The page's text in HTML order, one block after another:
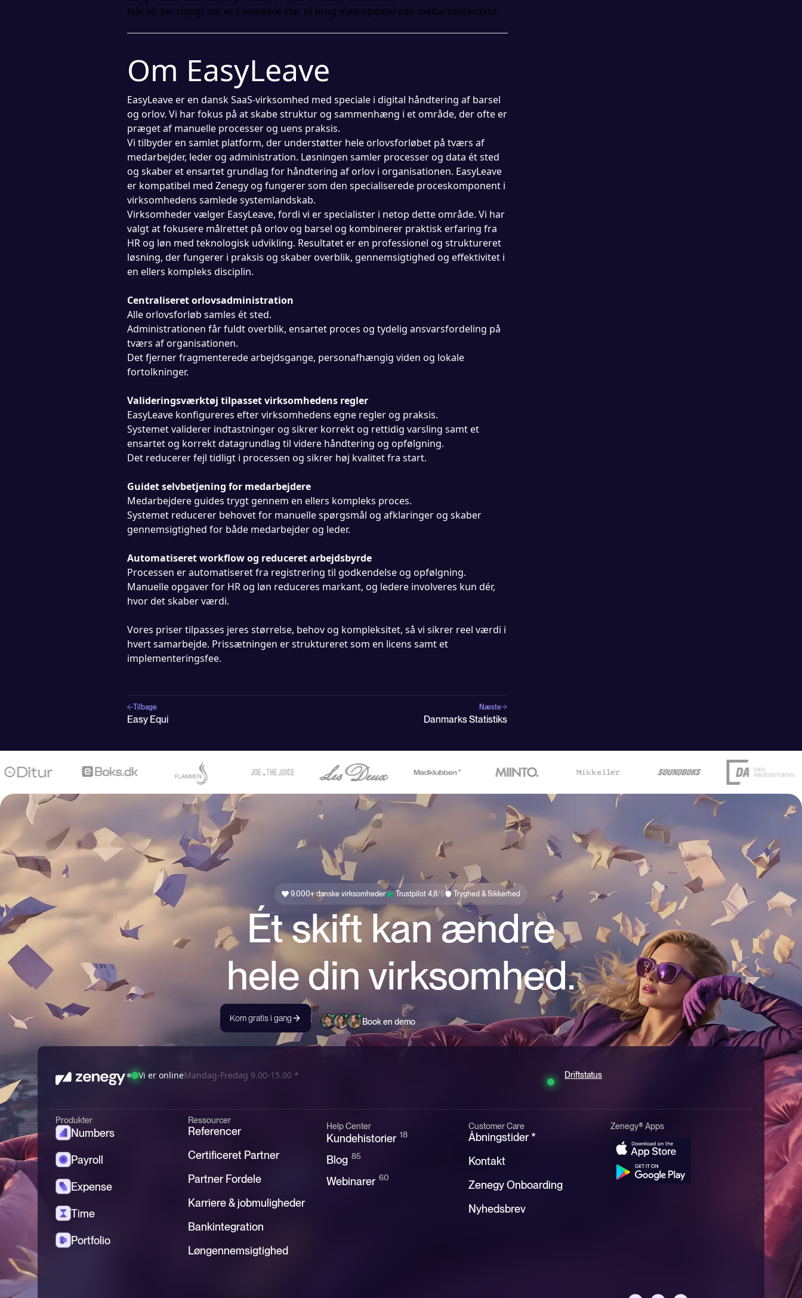
Når alt ser rigtigt ud, er EasyLeave klar til brug med opdaterede medarbejderdata.
Om EasyLeave
EasyLeave er en dansk SaaS-virksomhed med speciale i digital håndtering af barsel
og orlov. Vi har fokus på at skabe struktur og sammenhæng i et område, der ofte er
præget af manuelle processer og uens praksis.
Vi tilbyder en samlet platform, der understøtter hele orlovsforløbet på tværs af
medarbejder, leder og administration. Løsningen samler processer og data ét sted
og skaber et ensartet grundlag for håndtering af orlov i organisationen. EasyLeave
er kompatibel med Zenegy og fungerer som den specialiserede proceskomponent i
virksomhedens samlede systemlandskab.
Virksomheder vælger EasyLeave, fordi vi er specialister i netop dette område. Vi har
valgt at fokusere målrettet på orlov og barsel og kombinerer praktisk erfaring fra
HR og løn med teknologisk udvikling. Resultatet er en professionel og struktureret
løsning, der fungerer i praksis og skaber overblik, gennemsigtighed og effektivitet i
en ellers kompleks disciplin.
Centraliseret orlovsadministration
Alle orlovsforløb samles ét sted.
Administrationen får fuldt overblik, ensartet proces og tydelig ansvarsfordeling på
tværs af organisationen.
Det fjerner fragmenterede arbejdsgange, personafhængig viden og lokale
fortolkninger.
Valideringsværktøj tilpasset virksomhedens regler
EasyLeave konfigureres efter virksomhedens egne regler og praksis.
Systemet validerer indtastninger og sikrer korrekt og rettidig varsling samt et
ensartet og korrekt datagrundlag til videre håndtering og opfølgning.
Det reducerer fejl tidligt i processen og sikrer høj kvalitet fra start.
Guidet selvbetjening for medarbejdere
Medarbejdere guides trygt gennem en ellers kompleks proces.
Systemet reducerer behovet for manuelle spørgsmål og afklaringer og skaber
gennemsigtighed for både medarbejder og leder.
Automatiseret workflow og reduceret arbejdsbyrde
Processen er automatiseret fra registrering til godkendelse og opfølgning.
Manuelle opgaver for HR og løn reduceres markant, og ledere involveres kun dér,
hvor det skaber værdi.
Vores priser tilpasses jeres størrelse, behov og kompleksitet, så vi sikrer reel værdi i
hvert samarbejde. Prissætningen er struktureret som en licens samt et
implementeringsfee.
Tilbage Næste
Easy Equi Danmarks Statistiks
9.000+ danske virksomheder Trustpilot 4,8/5 Tryghed & Sikkerhed
Ét skift kan ændre
hele din virksomhed.
Kom gratis i gang Book en demo
Vi er onlineMandag-Fredag 9.00-15.00 * Driftstatus
Produkter
Numbers
Payroll
Expense
Time
Portfolio
Ressourcer
Referencer
Certificeret Partner
Partner Fordele
Karriere & jobmuligheder
Bankintegration
Løngennemsigtighed
Help Center
Kundehistorier 18
Blog 85
Webinarer 60
Customer Care
Åbningstider *
Kontakt
Zenegy Onboarding
Nyhedsbrev
Zenegy® Apps